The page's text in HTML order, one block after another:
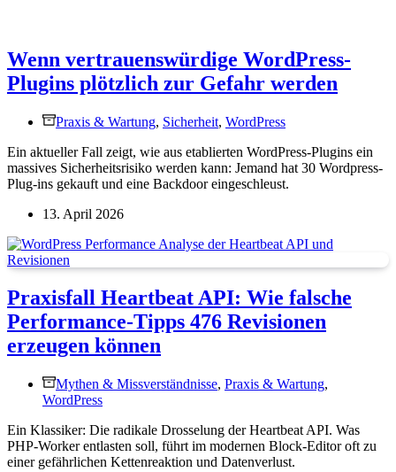
Wenn vertrauenswürdige WordPress-
Plugins plötzlich zur Gefahr werden
Praxis & Wartung, Sicherheit, WordPress
Ein aktueller Fall zeigt, wie aus etablierten WordPress-Plugins ein
massives Sicherheitsrisiko werden kann: Jemand hat 30 Wordpress-
Plug-ins gekauft und eine Backdoor eingeschleust.
13. April 2026
Praxisfall Heartbeat API: Wie falsche
Performance-Tipps 476 Revisionen
erzeugen können
Mythen & Missverständnisse, Praxis & Wartung,
WordPress
Ein Klassiker: Die radikale Drosselung der Heartbeat API. Was
PHP-Worker entlasten soll, führt im modernen Block-Editor oft zu
einer gefährlichen Kettenreaktion und Datenverlust.